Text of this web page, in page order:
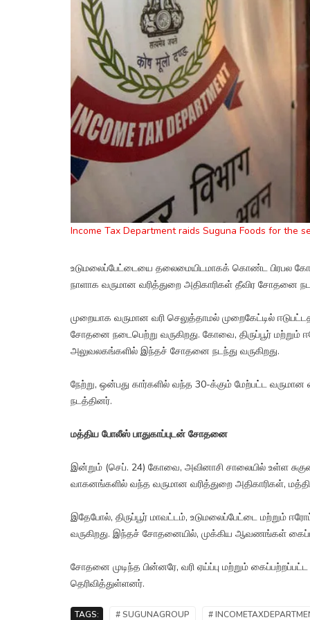
Income Tax Department raids Suguna Foods for the
உடுமலைப்பேட்டையை தலைமையிடமாகக் கொண்ட பிரபல
நாளாக வருமான வரித்துறை அதிகாரிகள் தீவிர சோதனை
முறையாக வருமான வரி செலுத்தாமல் முறைகேட்டில்
சோதனை நடைபெற்று வருகிறது. கோவை, திருப்பூர் மற்றும்
அலுவலகங்களில் இந்தச் சோதனை நடந்து வருகிறது.
நேற்று, ஒன்பது கார்களில் வந்த 30-க்கும் மேற்பட்ட
நடத்தினர்.
மத்திய போலீஸ் பாதுகாப்புடன் சோதனை
இன்றும் (செப். 24) கோவை, அவினாசி சாலையில் உள்ள
வாகனங்களில் வந்த வருமான வரித்துறை அதிகாரிகள்,
இதேபோல், திருப்பூர் மாவட்டம், உடுமலைப்பேட்டை மற்றும்
வருகிறது. இந்தச் சோதனையில், முக்கிய ஆவணங்கள்
சோதனை முடிந்த பின்னரே, வரி ஏய்ப்பு மற்றும்
தெரிவித்துள்ளனர்.
TAGS: # SUGUNAGROUP #